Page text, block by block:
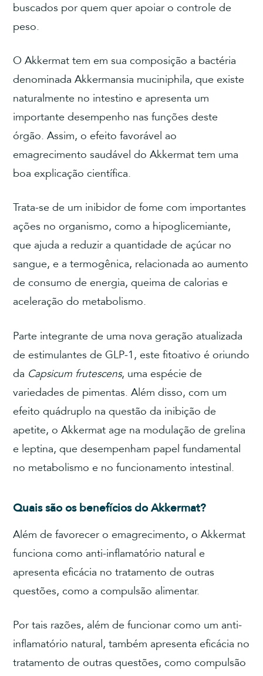
buscados por quem quer apoiar o controle de
peso.
O Akkermat tem em sua composição a bactéria
denominada Akkermansia muciniphila, que existe
naturalmente no intestino e apresenta um
importante desempenho nas funções deste
órgão. Assim, o efeito favorável ao
emagrecimento saudável do Akkermat tem uma
boa explicação científica.
Trata-se de um inibidor de fome com importantes
ações no organismo, como a hipoglicemiante,
que ajuda a reduzir a quantidade de açúcar no
sangue, e a termogênica, relacionada ao aumento
de consumo de energia, queima de calorias e
aceleração do metabolismo.
Parte integrante de uma nova geração atualizada
de estimulantes de GLP-1, este fitoativo é oriundo
da Capsicum frutescens, uma espécie de
variedades de pimentas. Além disso, com um
efeito quádruplo na questão da inibição de
apetite, o Akkermat age na modulação de grelina
e leptina, que desempenham papel fundamental
no metabolismo e no funcionamento intestinal.
Quais são os benefícios do Akkermat?
Além de favorecer o emagrecimento, o Akkermat
funciona como anti-inflamatório natural e
apresenta eficácia no tratamento de outras
questões, como a compulsão alimentar.
Por tais razões, além de funcionar como um anti-
inflamatório natural, também apresenta eficácia no
tratamento de outras questões, como compulsão